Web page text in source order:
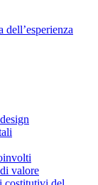
valore